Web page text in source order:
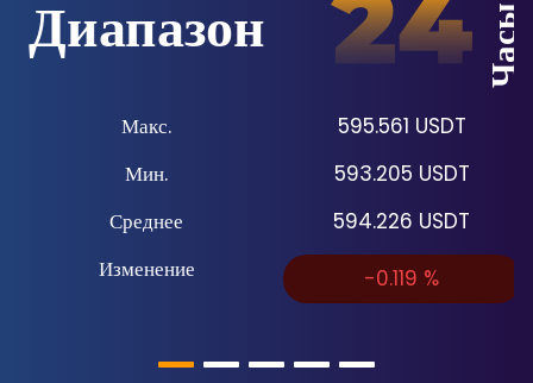
Диапазон
Макс.
Мин.
Среднее
Изменение
Часы
595.561 USDT
593.205 USDT
594.226 USDT
-0.119 %